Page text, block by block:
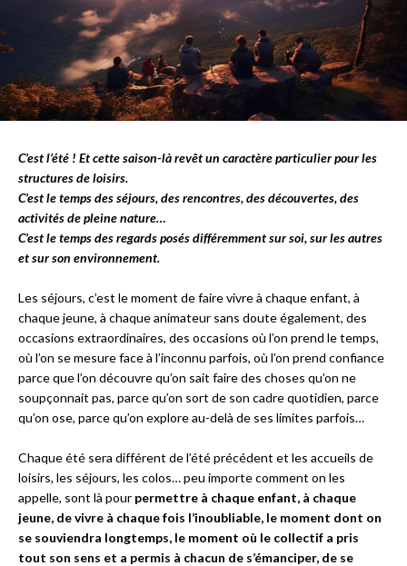
C’est l’été ! Et cette saison-là revêt un caractère particulier pour les
structures de loisirs.
C’est le temps des séjours, des rencontres, des découvertes, des
activités de pleine nature…
C’est le temps des regards posés différemment sur soi, sur les autres
et sur son environnement.
Les séjours, c’est le moment de faire vivre à chaque enfant, à
chaque jeune, à chaque animateur sans doute également, des
occasions extraordinaires, des occasions où l’on prend le temps,
où l’on se mesure face à l’inconnu parfois, où l’on prend confiance
parce que l’on découvre qu’on sait faire des choses qu’on ne
soupçonnait pas, parce qu’on sort de son cadre quotidien, parce
qu’on ose, parce qu’on explore au-delà de ses limites parfois…
Chaque été sera différent de l’été précédent et les accueils de
loisirs, les séjours, les colos… peu importe comment on les
appelle, sont là pour permettre à chaque enfant, à chaque
jeune, de vivre à chaque fois l’inoubliable, le moment dont on
se souviendra longtemps, le moment où le collectif a pris
tout son sens et a permis à chacun de s’émanciper, de se